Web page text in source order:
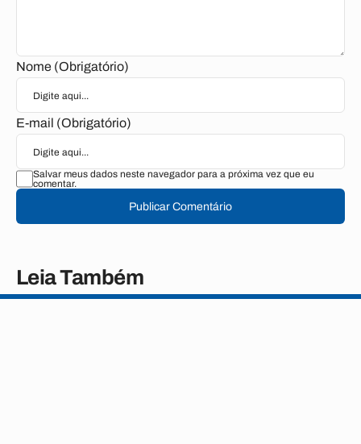
Nome (Obrigatório)
E-mail (Obrigatório)
Salvar meus dados neste navegador para a próxima vez que eu
comentar.
Publicar Comentário
Leia Também